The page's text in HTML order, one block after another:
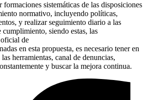
formaciones sistemáticas de las disposiciones
normativo, incluyendo políticas,
y realizar seguimiento diario a las
siendo estas, las
de
en esta propuesta, es necesario tener en
herramientas, canal de denuncias,
y buscar la mejora continua.